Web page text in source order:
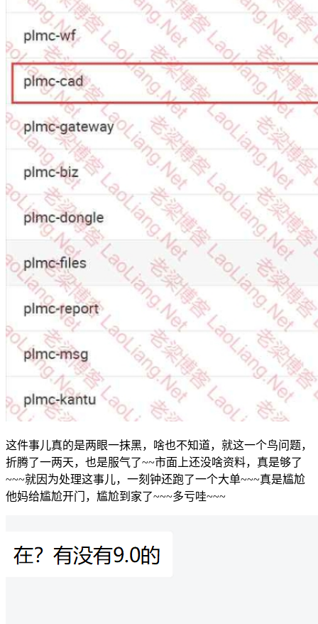
这件事儿真的是两眼一抹黑，啥也不知道，就这一个鸟问题，
折腾了一两天，也是服气了~~市面上还没啥资料，真是够了
~~~就因为处理这事儿，一刻钟还跑了一个大单~~~真是尴尬
他妈给尴尬开门，尴尬到家了~~~多亏哇~~~